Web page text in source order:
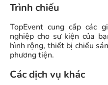
Trình chiếu
TopEvent cung cấp các
nghiệp cho sự kiện của
hình rộng, thiết bị chiếu
phương tiện.
Các dịch vụ khác